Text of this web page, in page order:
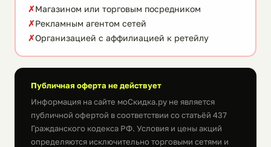
Магазином или торговым посредником
Рекламным агентом сетей
Организацией с аффилиацией к ретейлу
Публичная оферта не действует
Информация на сайте моСкидка.ру не является
публичной офертой в соответствии со статьёй 437
Гражданского кодекса РФ. Условия и цены акций
определяются исключительно торговыми сетями и